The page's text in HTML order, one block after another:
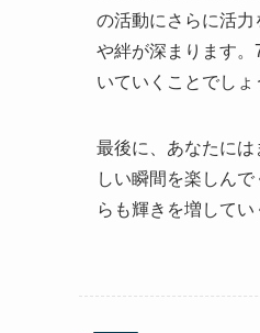
の活動にさらに活
や絆が深まります
いていくことでしょ
最後に、あなたに
しい瞬間を楽しん
らも輝きを増してい